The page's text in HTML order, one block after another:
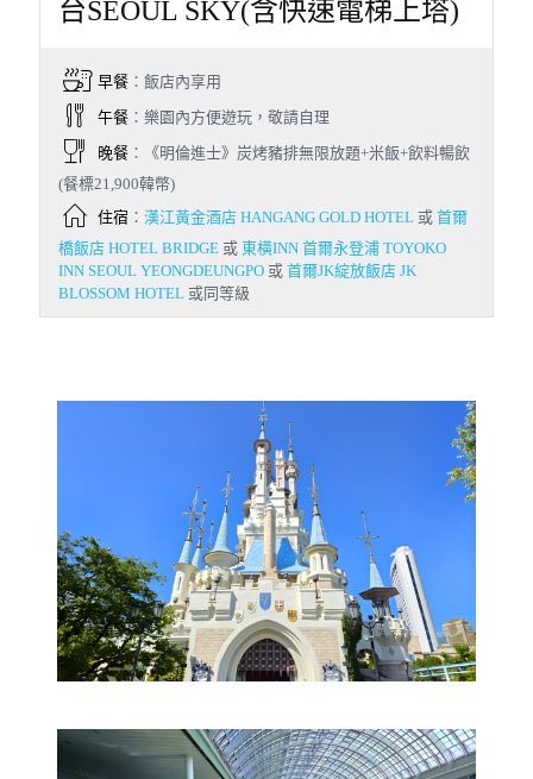
台SEOUL SKY(含快速電梯上塔)
早餐：飯店內享用
午餐：樂園內方便遊玩，敬請自理
晚餐：《明倫進士》炭烤豬排無限放題+米飯+飲料暢飲
(餐標21,900韓幣)
住宿： 漢江黃金酒店 HANGANG GOLD HOTEL或 首爾
橋飯店 HOTEL BRIDGE或 東橫INN 首爾永登浦 TOYOKO
INN SEOUL YEONGDEUNGPO或 首爾JK綻放飯店 JK
BLOSSOM HOTEL或同等級